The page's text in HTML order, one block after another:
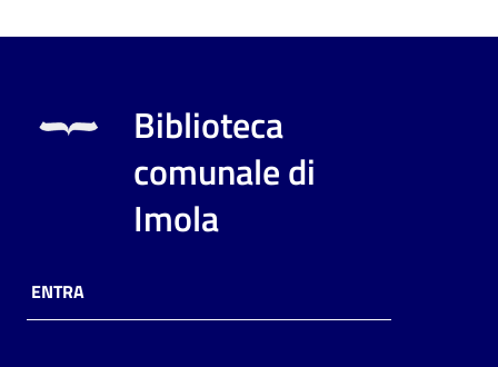
Biblioteca
comunale di
Imola
ENTRA